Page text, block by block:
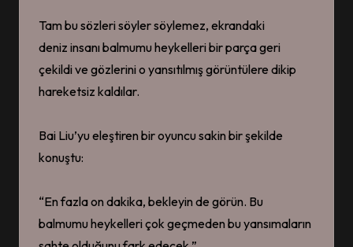
Tam bu sözleri söyler söylemez, ekrandaki
deniz insanı balmumu heykelleri bir parça geri
çekildi ve gözlerini o yansıtılmış görüntülere dikip
hareketsiz kaldılar.
Bai Liu’yu eleştiren bir oyuncu sakin bir şekilde
konuştu:
“En fazla on dakika, bekleyin de görün. Bu
balmumu heykelleri çok geçmeden bu yansımaların